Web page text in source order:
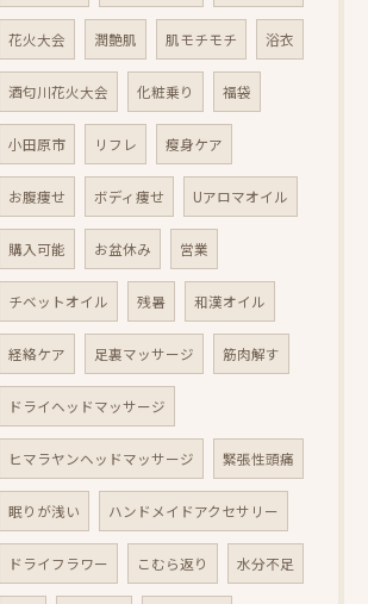
花火大会 潤艶肌 肌モチモチ 浴衣
酒匂川花火大会 化粧乗り 福袋
小田原市 リフレ 瘦身ケア
お腹痩せ ボディ痩せ Uアロマオイル
購入可能 お盆休み 営業
チベットオイル 残暑 和漢オイル
経絡ケア 足裏マッサージ 筋肉解す
ドライヘッドマッサージ
ヒマラヤンヘッドマッサージ 緊張性頭痛
眠りが浅い ハンドメイドアクセサリー
ドライフラワー こむら返り 水分不足